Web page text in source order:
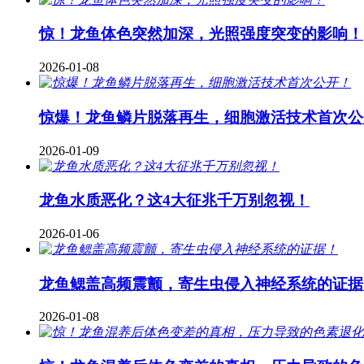
惊！龙鱼体色突然加深，光照强度突变的影响！
2026-01-08
惊爆！龙鱼鳞片脱落再生，细胞激活技术首次
2026-01-09
龙鱼水质恶化？这4大征兆千万别忽视！
2026-01-06
龙鱼鳃盖高频震颤，寄生虫侵入神经系统的证
2026-01-08